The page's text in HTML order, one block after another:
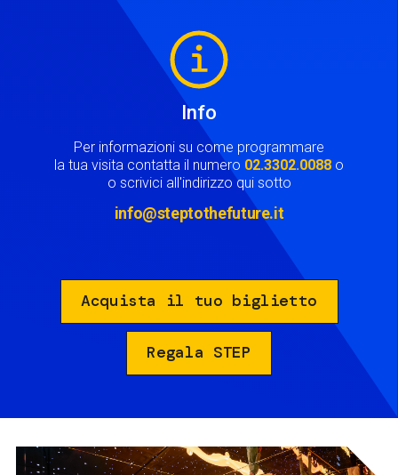
Info
Per informazioni su come programmare
la tua visita contatta il numero 02.3302.0088 o
o scrivici all'indirizzo qui sotto
info@steptothefuture.it
Acquista il tuo biglietto
Regala STEP